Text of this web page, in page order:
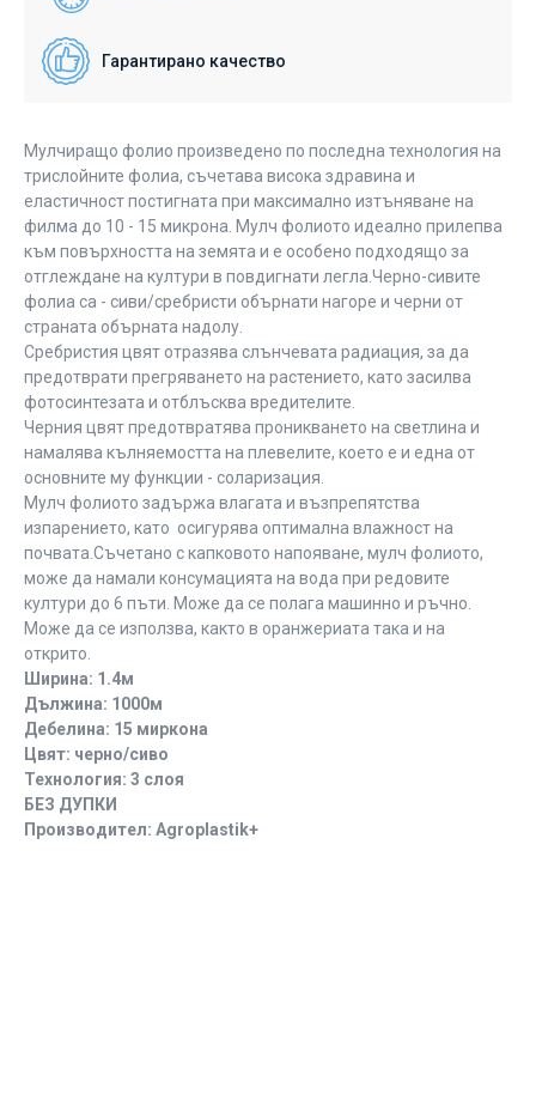
Гарантирано качество
Мулчиращо фолио произведено по последна технология на
трислойните фолиа, съчетава висока здравина и
еластичност постигната при максимално изтъняване на
филма до 10 - 15 микрона. Мулч фолиото идеално прилепва
към повърхността на земята и е особено подходящо за
отглеждане на култури в повдигнати легла.Черно-сивите
фолиа са - сиви/сребристи обърнати нагоре и черни от
страната обърната надолу.
Сребристия цвят отразява слънчевата радиация, за да
предотврати прегряването на растението, като засилва
фотосинтезата и отблъсква вредителите.
Черния цвят предотвратява проникването на светлина и
намалява кълняемостта на плевелите, което е и една от
основните му функции - соларизация.
Мулч фолиото задържа влагата и възпрепятства
изпарението, като осигурява оптимална влажност на
почвата.Съчетано с капковото напояване, мулч фолиото,
може да намали консумацията на вода при редовите
култури до 6 пъти. Може да се полага машинно и ръчно.
Може да се използва, както в оранжериата така и на
открито.
Ширина: 1.4м
Дължина: 1000м
Дебелина: 15 миркона
Цвят: черно/сиво
Технология: 3 слоя
БЕЗ ДУПКИ
Производител: Agroplastik+